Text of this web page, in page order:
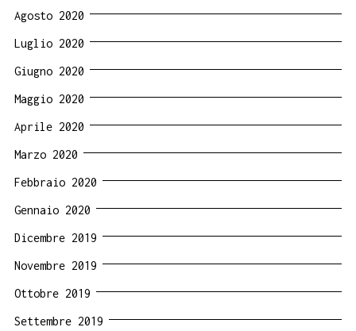
Agosto 2020
Luglio 2020
Giugno 2020
Maggio 2020
Aprile 2020
Marzo 2020
Febbraio 2020
Gennaio 2020
Dicembre 2019
Novembre 2019
Ottobre 2019
Settembre 2019